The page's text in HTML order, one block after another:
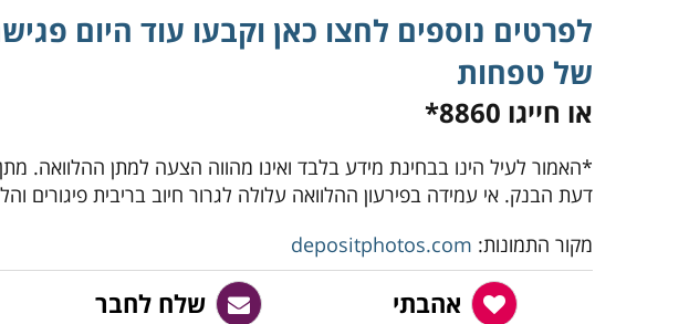
לפרטים נוספים לחצו כאן וקבעו עוד היום
של טפחות
או חייגו 8860 *
*האמור לעיל הינו בבחינת מידע בלבד ואינו מהווה הצעה למתן ההלוואה.
דעת הבנק. אי עמידה בפירעון ההלוואה עלולה לגרור חיוב בריבית פיגורים
מקור התמונות: depositphotos.com
אהבתי שלח לחבר